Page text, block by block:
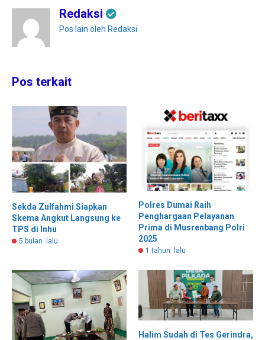
Redaksi
Pos lain oleh Redaksi
Pos terkait
Sekda Zulfahmi Siapkan
Skema Angkut Langsung ke
TPS di Inhu
5 bulan lalu
Polres Dumai Raih
Penghargaan Pelayanan
Prima di Musrenbang Polri
2025
1 tahun lalu
Halim Sudah di Tes Gerindra,